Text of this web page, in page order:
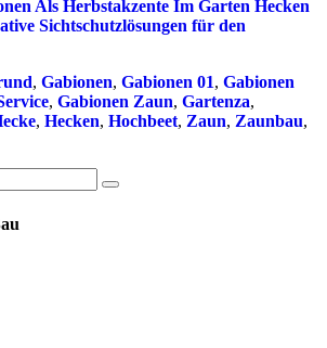
Als Herbstakzente Im Garten Hecken
Sichtschutzlösungen für den
, Gabionen, Gabionen 01, Gabionen
, Gabionen Zaun, Gartenza,
, Hecken, Hochbeet, Zaun, Zaunbau,